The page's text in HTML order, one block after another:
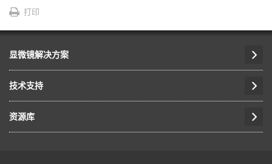
打印
显微镜解决方案
技术支持
资源库